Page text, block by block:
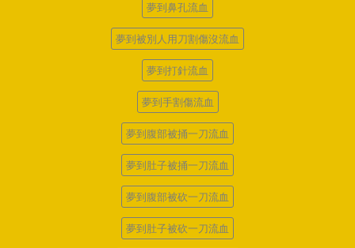
夢到鼻孔流血
夢到被別人用刀割傷沒流血
夢到打針流血
夢到手割傷流血
夢到腹部被捅一刀流血
夢到肚子被捅一刀流血
夢到腹部被砍一刀流血
夢到肚子被砍一刀流血